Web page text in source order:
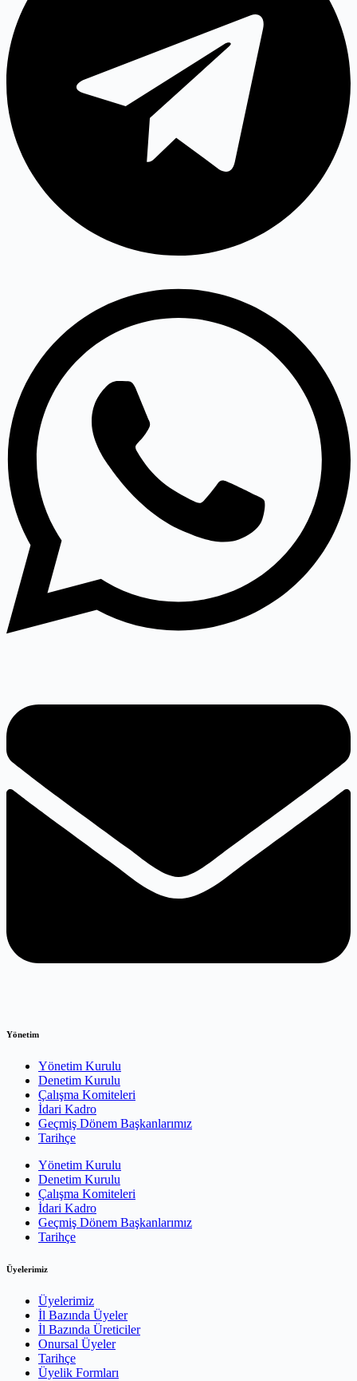
Yönetim
Yönetim Kurulu
Denetim Kurulu
Çalışma Komiteleri
İdari Kadro
Geçmiş Dönem Başkanlarımız
Tarihçe
Yönetim Kurulu
Denetim Kurulu
Çalışma Komiteleri
İdari Kadro
Geçmiş Dönem Başkanlarımız
Tarihçe
Üyelerimiz
Üyelerimiz
İl Bazında Üyeler
İl Bazında Üreticiler
Onursal Üyeler
Tarihçe
Üyelik Formları